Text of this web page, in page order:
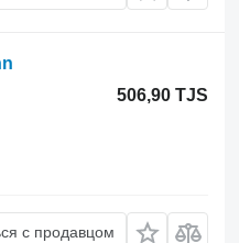
506,90 TJS
с продавцом